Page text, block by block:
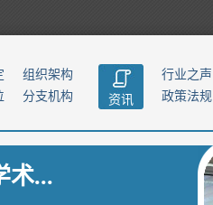
组织架构
分支机构 资讯
行业之声
政策法规
术...